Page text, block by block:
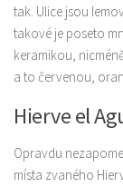
tak. Ulice jsou
takové je poseto
keramikou,
a to červenou,
Hierve el
Opravdu
místa zvaného